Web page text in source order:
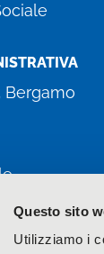
Questo sito
Utilizziamo i
Bergamo